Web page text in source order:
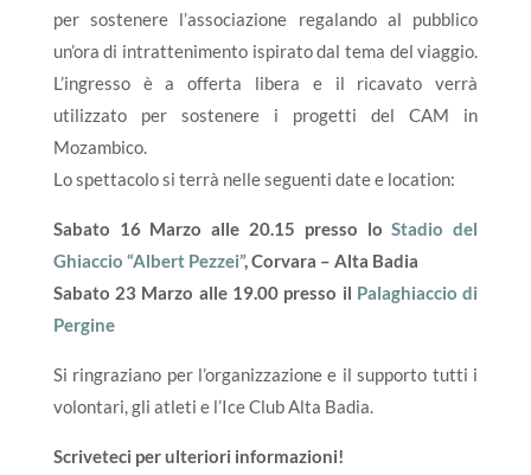
per sostenere l’associazione regalando al pubblico
un’ora di intrattenimento ispirato dal tema del viaggio.
L’ingresso è a offerta libera e il ricavato verrà
utilizzato per sostenere i progetti del CAM in
Mozambico.
Lo spettacolo si terrà nelle seguenti date e location:
Sabato 16 Marzo alle 20.15 presso loStadio del
Ghiaccio “Albert Pezzei”, Corvara – Alta Badia
Sabato 23 Marzo alle 19.00 presso il Palaghiaccio di
Pergine
Si ringraziano per l’organizzazione e il supporto tutti i
volontari, gli atleti e l’Ice Club Alta Badia.
Scriveteci per ulteriori informazioni!